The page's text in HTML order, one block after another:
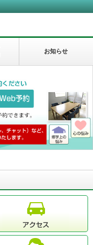
お知らせ